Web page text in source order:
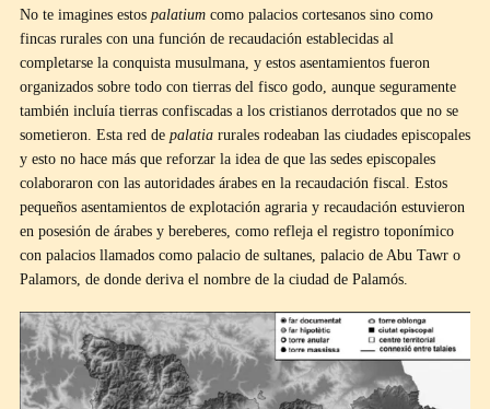
No te imagines estos palatium como palacios cortesanos sino como
fincas rurales con una función de recaudación establecidas al
completarse la conquista musulmana, y estos asentamientos fueron
organizados sobre todo con tierras del fisco godo, aunque seguramente
también incluía tierras confiscadas a los cristianos derrotados que no se
sometieron. Esta red de palatia rurales rodeaban las ciudades episcopales
y esto no hace más que reforzar la idea de que las sedes episcopales
colaboraron con las autoridades árabes en la recaudación fiscal. Estos
pequeños asentamientos de explotación agraria y recaudación estuvieron
en posesión de árabes y bereberes, como refleja el registro toponímico
con palacios llamados como palacio de sultanes, palacio de Abu Tawr o
Palamors, de donde deriva el nombre de la ciudad de Palamós.